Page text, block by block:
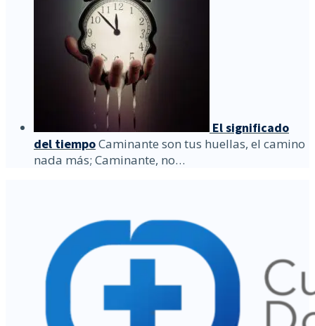
El significado
del tiempoCaminante son tus huellas, el camino
nada más; Caminante, no…